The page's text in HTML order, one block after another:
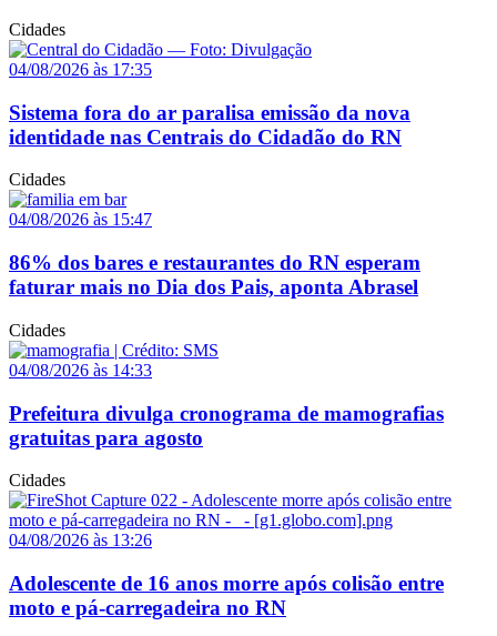
Cidades
04/08/2026 às 17:35
Sistema fora do ar paralisa emissão da nova
identidade nas Centrais do Cidadão do RN
Cidades
04/08/2026 às 15:47
86% dos bares e restaurantes do RN esperam
faturar mais no Dia dos Pais, aponta Abrasel
Cidades
04/08/2026 às 14:33
Prefeitura divulga cronograma de mamografias
gratuitas para agosto
Cidades
04/08/2026 às 13:26
Adolescente de 16 anos morre após colisão entre
moto e pá-carregadeira no RN